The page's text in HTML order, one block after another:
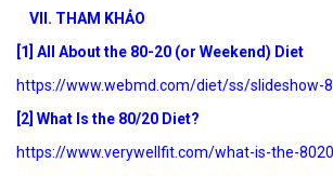
VII. THAM KHẢO
[1] All About the 80-20 (or Weekend) Diet
https://www.webmd.com/diet/ss/slideshow-
[2] What Is the 80/20 Diet?
https://www.verywellfit.com/what-is-the-